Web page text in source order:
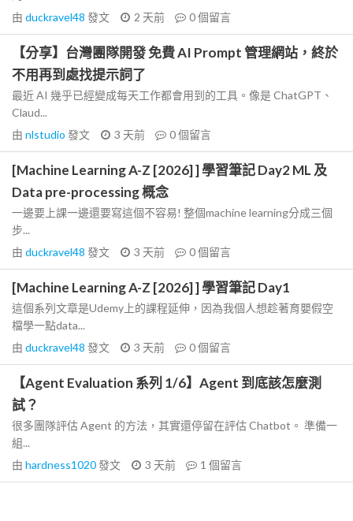
由 duckravel48 發文 2 天前 0個留言
【分享】台灣團隊開發 免費 AI Prompt 管理網站，終於
不用再到處找提示詞了
最近 AI 幾乎已經變成每天工作都會用到的工具。像是 ChatGPT、
Claud...
由 nlstudio 發文 3 天前 0個留言
[Machine Learning A-Z [2026] ] 學習筆記 Day2 ML 及
Data pre-processing 概念
一邊要上課一邊還要寫這個不容易! 整個machine learning分成三個
步...
由 duckravel48 發文 3 天前 0個留言
[Machine Learning A-Z [2026] ] 學習筆記 Day1
這個系列文章是Udemy上的課程延伸，因為我個人想趁著育嬰假空
檔學一點data...
由 duckravel48 發文 3 天前 0個留言
【Agent Evaluation 系列 1/6】Agent 到底該怎麼測
試？
很多團隊評估 Agent 的方法，其實還停留在評估 Chatbot。 準備一
組...
由 hardness1020發文 3 天前 1 個留言